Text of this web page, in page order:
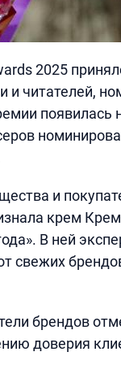
2025
читателей,
и
крем
В ней
свежих
брендов
доверия